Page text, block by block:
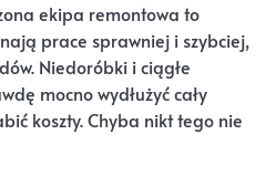
ekipa remontowa to
prace sprawniej i szybciej,
Niedoróbki i ciągłe
mocno wydłużyć cały
koszty. Chyba nikt tego nie